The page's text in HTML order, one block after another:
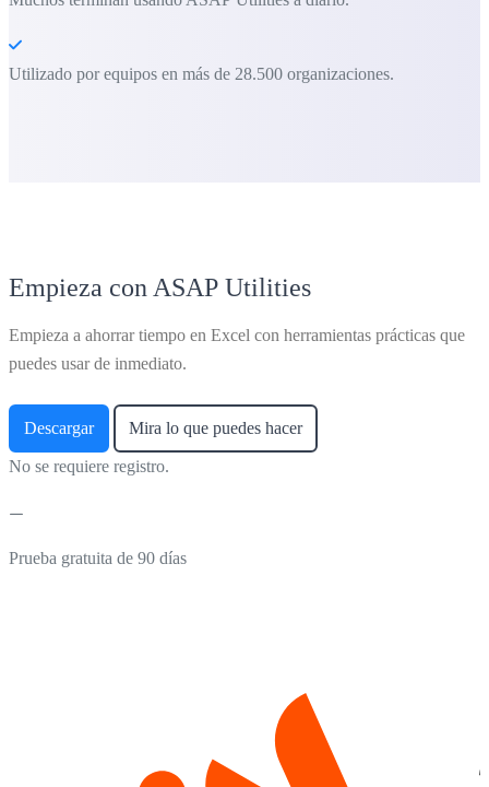
Utilizado por equipos en más de 28.500 organizaciones.
Empieza con ASAP Utilities
Empieza a ahorrar tiempo en Excel con herramientas prácticas que
puedes usar de inmediato.
Descargar Mira lo que puedes hacer
No se requiere registro.
Prueba gratuita de 90 días